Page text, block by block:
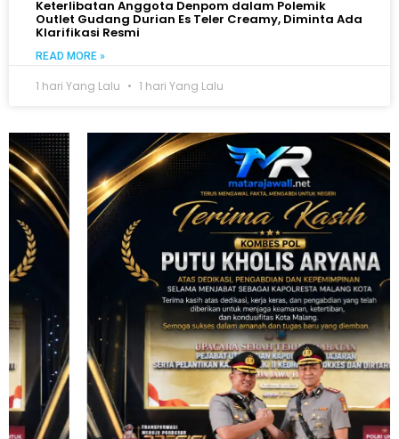
Keterlibatan Anggota Denpom dalam Polemik
Outlet Gudang Durian Es Teler Creamy, Diminta Ada
Klarifikasi Resmi
READ MORE »
1 hari Yang Lalu 1 hari Yang Lalu